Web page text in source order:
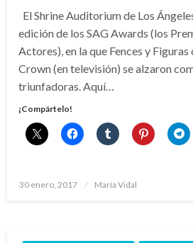
El Shrine Auditorium de Los
edición de los SAG Awards (los
Actores), en la que Fences y
Crown (en televisión) se alzaron
triunfadoras. Aquí…
¡Compártelo!
Publicado
30 enero, 2017 María Vidal